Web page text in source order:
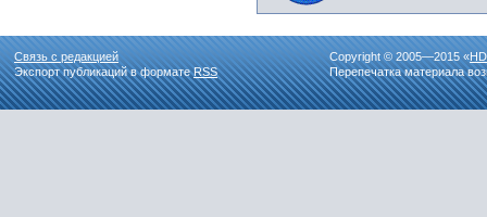
Связь с редакцией
Экспорт публикаций в форматеRSS
Copyright © 2005—2015 «
Перепечатка материала